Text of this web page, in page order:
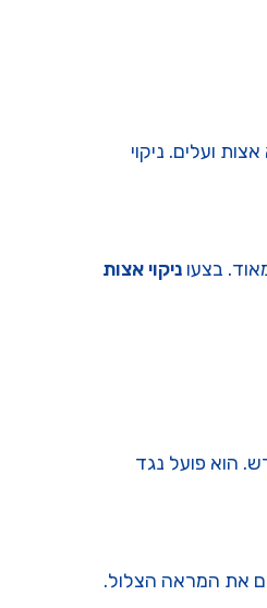
ועלים. ניקוי
בצעו ניקוי אצות
הוא פועל נגד
את המראה הצלול.